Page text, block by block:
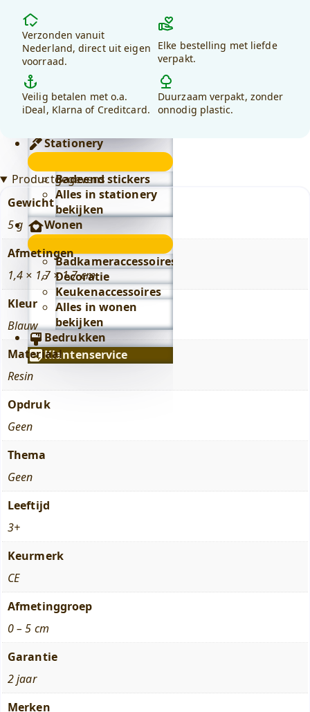
sokken
Badeend
Alles in kleding
bekijken
Alles in lifestyle
Stationery
submenu
Badeend stickers
Alles in stationery
bekijken
Wonen
Wonen
submenu
Badkameraccessoires
Decoratie
Keukenaccessoires
Alles in wonen
bekijken
Bedrukken
Klantenservice
Waarom
kiezen
voor
debadeend.nl?
Verzonden vanuit
Nederland, direct uit eigen
voorraad.
Elke bestelling met liefde
verpakt.
Veilig betalen met o.a.
iDeal, Klarna of Creditcard.
Duurzaam verpakt, zonder
onnodig plastic.
Productgegevens
Gewicht
5 g
Afmetingen
1,4 × 1,7 × 1,7 cm
Kleur
Blauw
Materiaal
Resin
Opdruk
Geen
Thema
Geen
Leeftijd
3+
Keurmerk
CE
Afmetinggroep
0 – 5 cm
Garantie
2 jaar
Merken